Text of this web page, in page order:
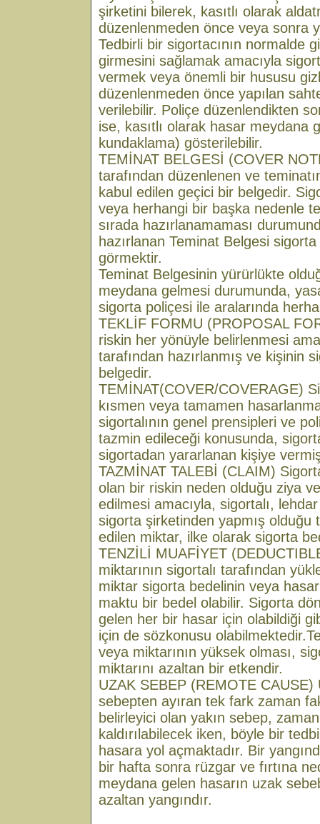
şirketini bilerek, kasıtlı olarak
düzenlenmeden önce veya sonra
Tedbirli bir sigortacının normalde
girmesini sağlamak amacıyla
vermek veya önemli bir hususu
düzenlenmeden önce yapılan
verilebilir. Poliçe düzenlendikten
ise, kasıtlı olarak hasar meydana
kundaklama) gösterilebilir.
TEMİNAT BELGESİ (COVER
tarafından düzenlenen ve
kabul edilen geçici bir belgedir.
veya herhangi bir başka nedenle
sırada hazırlanamaması
hazırlanan Teminat Belgesi
görmektir.
Teminat Belgesinin yürürlükte
meydana gelmesi durumunda,
sigorta poliçesi ile aralarında
TEKLİF FORMU (PROPOSAL
riskin her yönüyle belirlenmesi
tarafından hazırlanmış ve kişinin
belgedir.
TEMİNAT(COVER/COVERAGE)
kısmen veya tamamen
sigortalının genel prensipleri ve
tazmin edileceği konusunda,
sigortadan yararlanan kişiye
TAZMİNAT TALEBİ (CLAIM)
olan bir riskin neden olduğu ziya
edilmesi amacıyla, sigortalı,
sigorta şirketinden yapmış olduğu
edilen miktar, ilke olarak sigorta
TENZİLİ MUAFİYET
miktarının sigortalı tarafından
miktar sigorta bedelinin veya
maktu bir bedel olabilir. Sigorta
gelen her bir hasar için olabildiği
için de sözkonusu
veya miktarının yüksek olması,
miktarını azaltan bir etkendir.
UZAK SEBEP (REMOTE CAUSE)
sebepten ayıran tek fark zaman
belirleyici olan yakın sebep,
kaldırılabilecek iken, böyle bir
hasara yol açmaktadır. Bir
bir hafta sonra rüzgar ve fırtına
meydana gelen hasarın uzak
azaltan yangındır.